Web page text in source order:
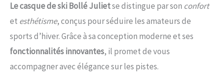
Le casque de ski Bollé Julietse distingue par son confort
et esthétisme, conçus pour séduire les amateurs de
sports d’hiver. Grâce à sa conception moderne et ses
fonctionnalités innovantes, il promet de vous
accompagner avec élégance sur les pistes.